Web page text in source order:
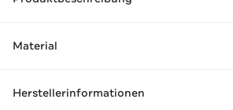
Material
Herstellerinformationen